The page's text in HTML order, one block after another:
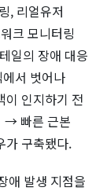
, 리얼유저
크 모니터링
일의 장애 대응
서 벗어나
이 인지하기 전
→ 빠른 근본
가 구축됐다.
애 발생 지점을